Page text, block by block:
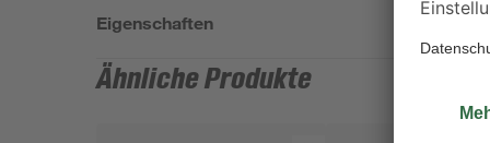
Eigenschaften
Ähnliche Produkte